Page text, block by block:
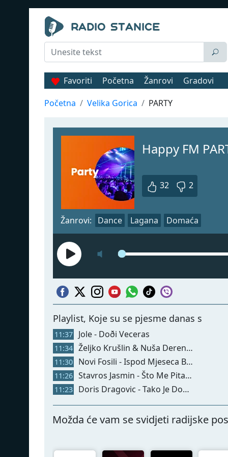
Favoriti Početna Žanrovi
Gradovi
Početna
Velika Gorica PARTY
Happy FM
32 2
Žanrovi: Dance Lagana Domaća
Playlist, Koje su se pjesme danas svirale
11:37 Jole - Doði Veceras
11:34 Željko Krušlin & Nuša Derenda - Smotala Si Me
11:30 Novi Fosili - Ispod Mjeseca Boje Trešanja
11:26 Stavros Jasmin - Što Me Pitaš Kako Je ('96)
11:23 Doris Dragovic - Tako Je Dobro
Možda će vam se svidjeti radijske